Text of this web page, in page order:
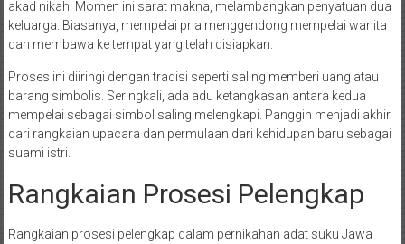
akad nikah. Momen ini sarat makna, melambangkan penyatuan dua
keluarga. Biasanya, mempelai pria menggendong mempelai wanita
dan membawa ke tempat yang telah disiapkan.
Proses ini diiringi dengan tradisi seperti saling memberi uang atau
barang simbolis. Seringkali, ada adu ketangkasan antara kedua
mempelai sebagai simbol saling melengkapi. Panggih menjadi akhir
dari rangkaian upacara dan permulaan dari kehidupan baru sebagai
suami istri.
Rangkaian Prosesi Pelengkap
Rangkaian prosesi pelengkap dalam pernikahan adat suku Jawa